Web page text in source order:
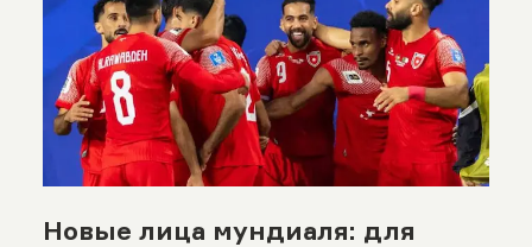
Новые лица мундиаля: для